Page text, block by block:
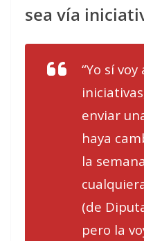
sea vía
“Yo sí
enviar
haya
la
(de
pero la